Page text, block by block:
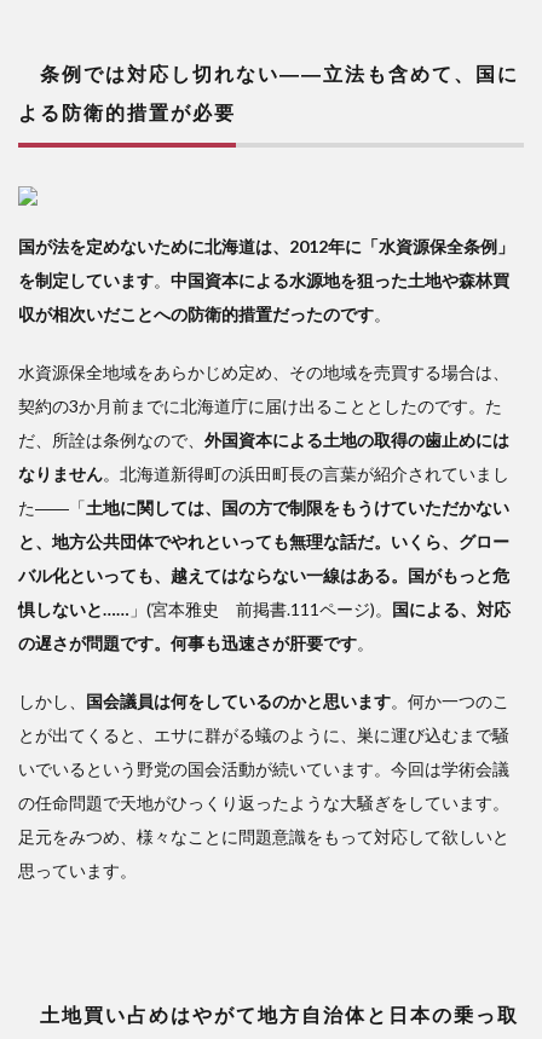
条例では対応し切れない――立法も含めて、国に
よる防衛的措置が必要
国が法を定めないために北海道は、2012年に「水資源保全条例」
を制定しています。 中国資本による水源地を狙った土地や森林買
収が相次いだことへの防衛的措置だったのです。
水資源保全地域をあらかじめ定め、その地域を売買する場合は、
契約の3か月前までに北海道庁に届け出ることとしたのです。た
だ、所詮は条例なので、 外国資本による土地の取得の歯止めには
なりません。北海道新得町の浜田町長の言葉が紹介されていまし
た――「土地に関しては、国の方で制限をもうけていただかない
と、地方公共団体でやれといっても無理な話だ。いくら、グロー
バル化といっても、越えてはならない一線はある。国がもっと危
惧しないと…… 」(宮本雅史 前掲書.111ページ)。 国による、対応
の遅さが問題です。何事も迅速さが肝要です。
しかし、 国会議員は何をしているのかと思います。何か一つのこ
とが出てくると、エサに群がる蟻のように、巣に運び込むまで騒
いでいるという野党の国会活動が続いています。今回は学術会議
の任命問題で天地がひっくり返ったような大騒ぎをしています。
足元をみつめ、様々なことに問題意識をもって対応して欲しいと
思っています。
土地買い占めはやがて地方自治体と日本の乗っ取